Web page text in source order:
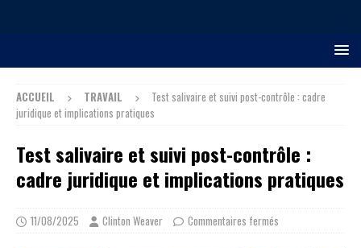
ACCUEIL TRAVAIL
Test salivaire et suivi post-contrôle : cadre
juridique et implications pratiques
Test salivaire et suivi post-contrôle :
cadre juridique et implications pratiques
11/08/2025 Clinton Weaver Commentaires fermés